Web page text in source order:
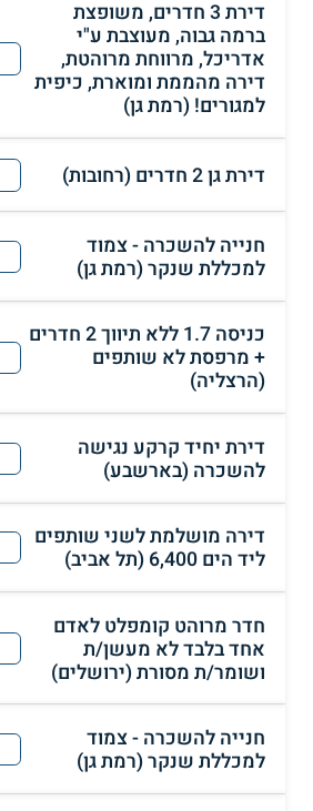
דירת 3 חדרים, משופצת
ברמה גבוה, מעוצבת ע"י
אדריכל, מרווחת מרוהטת,
דירה מהממת ומוארת, כיפית
למגורים! (רמת גן)
דירת גן 2 חדרים (רחובות)
חנייה להשכרה - צמוד
למכללת שנקר (רמת גן)
כניסה 1.7 ללא תיווך 2 חדרים
+ מרפסת לא שותפים
(הרצליה)
דירת יחיד קרקע נגישה
להשכרה (בארשבע)
דירה מושלמת לשני שותפים
ליד הים 6,400 (תל אביב)
חדר מרוהט קומפלט לאדם
אחד בלבד לא מעשן/ת
ושומר/ת מסורת (ירושלים)
חנייה להשכרה - צמוד
למכללת שנקר (רמת גן)